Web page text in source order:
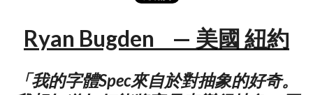
Ryan Bugden — 美國 紐約
「我的字體Spec來自於對抽象的好奇。